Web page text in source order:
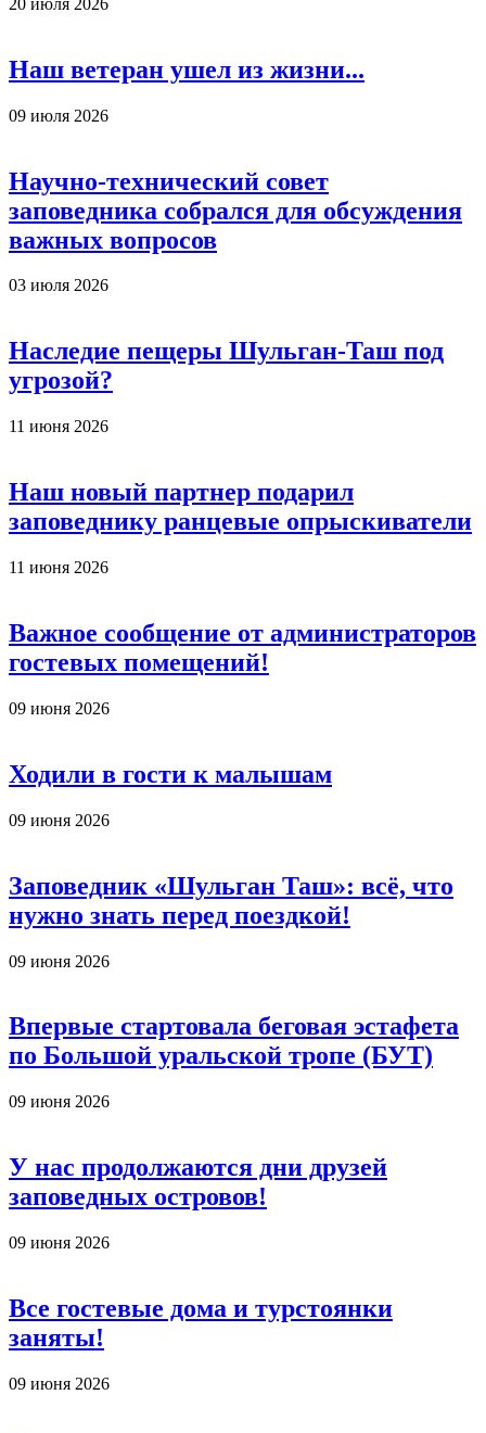
Наш ветеран ушел из жизни...
09 июля 2026
Научно-технический совет
заповедника собрался для обсуждения
важных вопросов
03 июля 2026
Наследие пещеры Шульган-Таш под
угрозой?
11 июня 2026
Наш новый партнер подарил
заповеднику ранцевые опрыскиватели
11 июня 2026
Важное сообщение от администраторов
гостевых помещений!
09 июня 2026
Ходили в гости к малышам
09 июня 2026
Заповедник «Шульган Таш»: всё, что
нужно знать перед поездкой!
09 июня 2026
Впервые стартовала беговая эстафета
по Большой уральской тропе (БУТ)
09 июня 2026
У нас продолжаются дни друзей
заповедных островов!
09 июня 2026
Все гостевые дома и турстоянки
заняты!
09 июня 2026